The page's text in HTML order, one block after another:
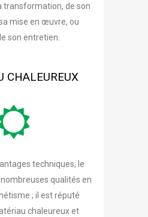
transformation, de son
mise en œuvre, ou
son entretien.
CHALEUREUX
techniques, le
qualités en
; il est réputé
chaleureux et